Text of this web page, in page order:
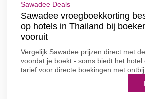
Sawadee Deals
Sawadee vroegboekkorting
op hotels in Thailand bij
vooruit
Vergelijk Sawadee prijzen direct met
voordat je boekt - soms biedt het hotel
tarief voor directe boekingen met